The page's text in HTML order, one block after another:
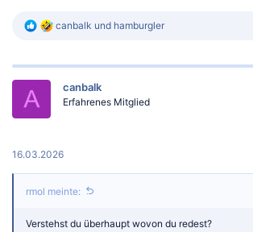
R
k
:
canbalk und hamburgler
canbalk
Erfahrenes Mitglied
16.03.2026
rmol meinte:
Verstehst du überhaupt wovon du redest?